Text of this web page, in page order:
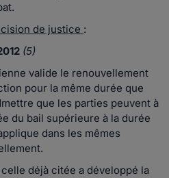
de justice :
(5)
valide le renouvellement
pour la même durée que
que les parties peuvent à
du bail supérieure à la durée
dans les mêmes
déjà citée a développé la